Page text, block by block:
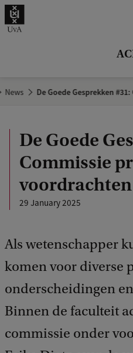
.
News De Goede Gesprekken
De Goede
Commissie
voordrachten
29 January 2025
Als wetenschapper
komen voor diverse
onderscheidingen
Binnen de faculteit
commissie onder